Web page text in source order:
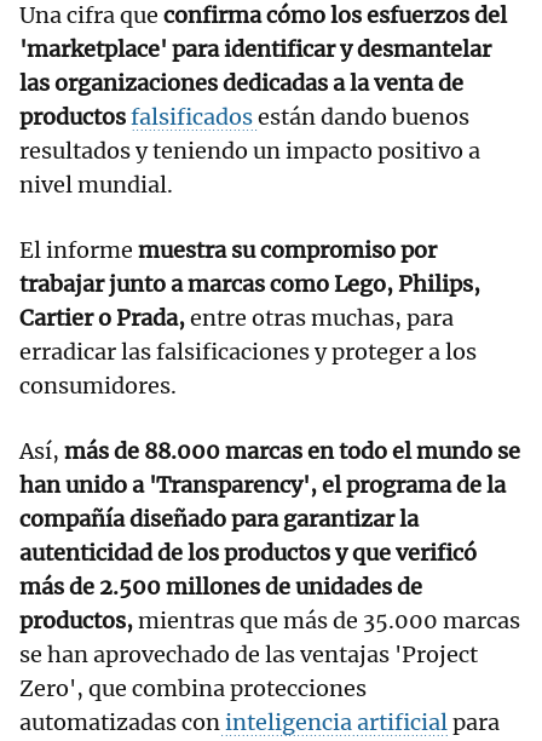
Una cifra que confirma cómo los esfuerzos del
'marketplace' para identificar y desmantelar
las organizaciones dedicadas a la venta de
productosfalsificadosestán dando buenos
resultados y teniendo un impacto positivo a
nivel mundial.
El informe muestra su compromiso por
trabajar junto a marcas como Lego, Philips,
Cartier o Prada,entre otras muchas, para
erradicar las falsificaciones y proteger a los
consumidores.
Así, más de 88.000 marcas en todo el mundo se
han unido a 'Transparency', el programa de la
compañía diseñado para garantizar la
autenticidad de los productos y que verificó
más de 2.500 millones de unidades de
productos,mientras que más de 35.000 marcas
se han aprovechado de las ventajas 'Project
Zero', que combina protecciones
automatizadas coninteligencia artificialpara